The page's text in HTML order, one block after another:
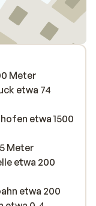
Meter
etwa 74
etwa 1500
Meter
etwa 200
etwa 200